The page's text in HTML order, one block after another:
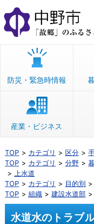
本
文
へ
移
防災・緊急時情報
産業・ビジネス
TOP カテゴリ 区分
TOP
カテゴリ 分野
上水道
TOP
カテゴリ 目的別
TOP
組織 建設水道部
水道水のトラブ